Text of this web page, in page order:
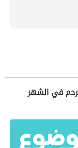
في الشهر